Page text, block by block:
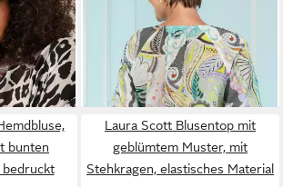
Paisley
€
sommerlichen Allover-Print
ab 39,99 € UVP89,99 €
bunten
Laura Scott Blusentop mit
geblümtem Muster, mit
Stehkragen, elastisches Material